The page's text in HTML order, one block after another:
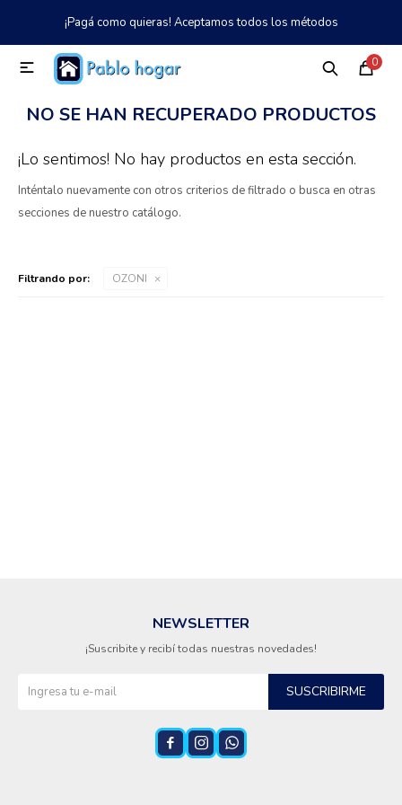
¡Pagá como quieras! Aceptamos todos los métodos
0

NO SE HAN RECUPERADO PRODUCTOS
¡Lo sentimos! No hay productos en esta sección.
Inténtalo nuevamente con otros criterios de filtrado o busca en otras
secciones de nuestro catálogo.
Filtrando por: OZONI
NEWSLETTER
¡Suscribite y recibí todas nuestras novedades!
SUSCRIBIRME
  
MI CUENTA
Catálogo Tienda 097 997 042
Refrigeración
Tecnología
Cuidado personal